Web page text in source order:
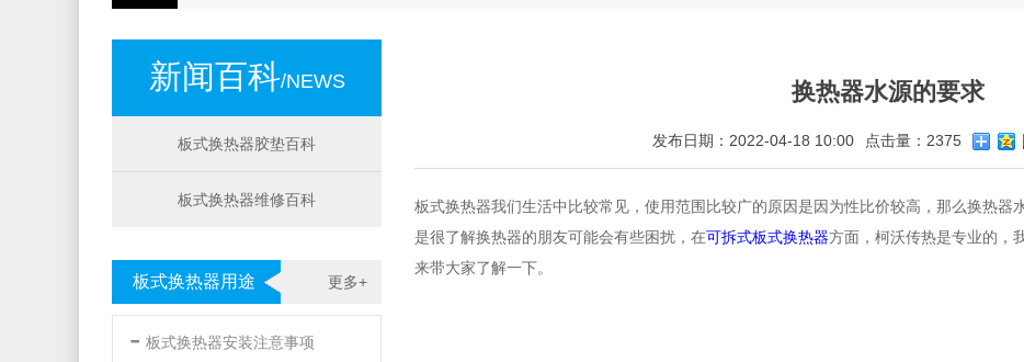
新闻百科/NEWS
板式换热器胶垫百科
板式换热器维修百科
更多+
板式换热器用途
- 板式换热器安装注意事项
换热器水源的要求
发布日期：2022-04-18 10:00 点击量：2375
板式换热器我们生活中比较常见，使用范围比较广的原因是因为性比价较高，那么换热器
是很了解换热器的朋友可能会有些困扰，在可拆式板式换热器方面，柯沃传热是专业的，
来带大家了解一下。